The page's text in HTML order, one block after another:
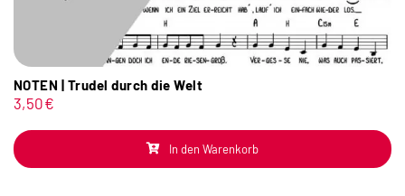
NOTEN | Trudel durch die Welt
3,50€
In den Warenkorb